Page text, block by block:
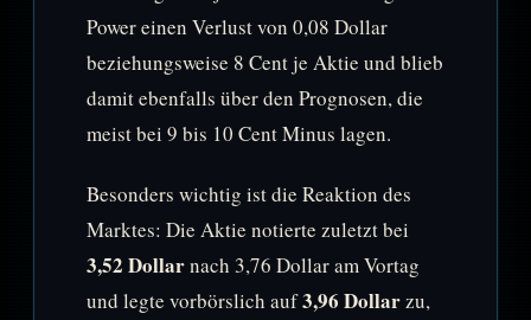
Power einen Verlust von 0,08 Dollar
beziehungsweise 8 Cent je Aktie und blieb
damit ebenfalls über den Prognosen, die
meist bei 9 bis 10 Cent Minus lagen.
Besonders wichtig ist die Reaktion des
Marktes: Die Aktie notierte zuletzt bei
3,52 Dollarnach 3,76 Dollar am Vortag
und legte vorbörslich auf3,96 Dollarzu,